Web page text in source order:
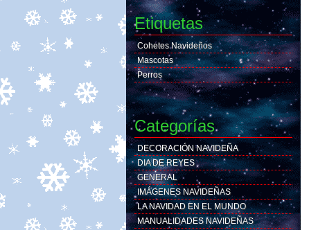
Etiquetas
Cohetes Navideños
Mascotas
Perros
Categorías
DECORACIÓN NAVIDEÑA
DIA DE REYES
GENERAL
IMÁGENES NAVIDEÑAS
LA NAVIDAD EN EL MUNDO
MANUALIDADES NAVIDEÑAS